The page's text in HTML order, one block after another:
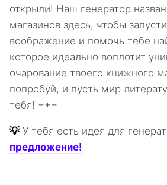
открыли! Наш генератор
магазинов здесь, чтобы
воображение и помочь тебе
которое идеально воплотит
очарование твоего книжного
попробуй, и пусть мир
тебя! +++
💡 У тебя есть идея для
предложение!